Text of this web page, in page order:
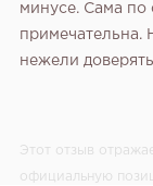
минусе. Сама
примечательна.
нежели
Этот отзыв
официальную